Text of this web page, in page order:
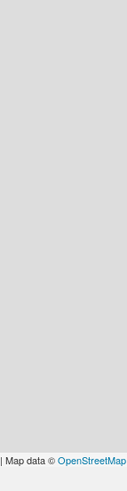
| Map data ©OpenStreetMap